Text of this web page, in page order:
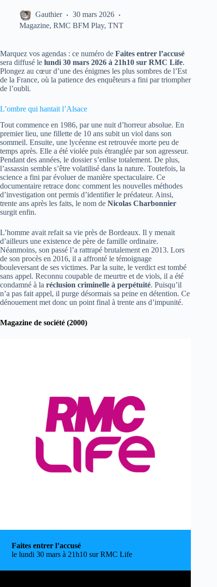
Gauthier
30 mars 2026
Magazine, RMC BFM Play, TNT
Marquez vos agendas : ce numéro de Faites entrer l’accusé
sera diffusé le lundi 30 mars 2026 à 21h10 sur RMC Life.
Plongez au cœur d’une des énigmes les plus sombres de l’Est
de la France, où la patience des enquêteurs a fini par triompher
de l’oubli.
L’ombre qui hantait l’Alsace
Tout commence en 1986, par une nuit d’horreur absolue. En
premier lieu, une fillette de 10 ans subit un viol dans son
sommeil. Ensuite, une lycéenne est retrouvée morte peu de
temps après. Elle a été violée puis étranglée par son agresseur.
Pendant des années, le dossier s’enlise totalement. De plus,
l’assassin semble s’être volatilisé dans la nature. Toutefois, la
science a fini par évoluer de manière spectaculaire. Ce
documentaire retrace donc comment les nouvelles méthodes
d’investigation ont permis d’identifier le prédateur. Ainsi,
trente ans après les faits, le nom de Nicolas Charbonnier
surgit enfin.
L’homme avait refait sa vie près de Bordeaux. Il y menait
d’ailleurs une existence de père de famille ordinaire.
Néanmoins, son passé l’a rattrapé brutalement en 2013. Lors
de son procès en 2016, il a affronté le témoignage
bouleversant de ses victimes. Par la suite, le verdict est tombé
sans appel. Reconnu coupable de meurtre et de viols, il a été
condamné à la réclusion criminelle à perpétuité. Puisqu’il
n’a pas fait appel, il purge désormais sa peine en détention. Ce
dénouement met donc un point final à trente ans d’impunité.
Magazine de société (2000)
Faites entrer l’accusé
le lundi 30 mars à 21h10 sur RMC Life